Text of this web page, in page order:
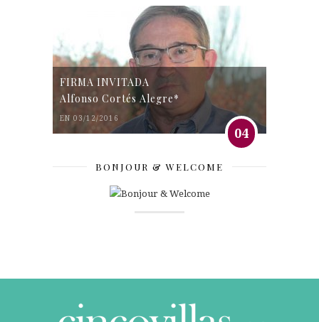
FIRMA INVITADA
Alfonso Cortés Alegre*
EN 03/12/2016
04
BONJOUR & WELCOME